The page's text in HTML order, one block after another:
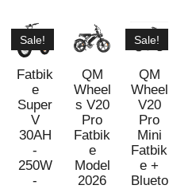
Sale!
Fatbik
e
Super
V
30AH
-
250W
-
QM
Wheel
s V20
Pro
Fatbik
e
Model
2026
Sale!
QM
Wheel
V20
Pro
Mini
Fatbik
e +
Blueto